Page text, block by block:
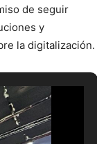
de seguir
y
la digitalización.